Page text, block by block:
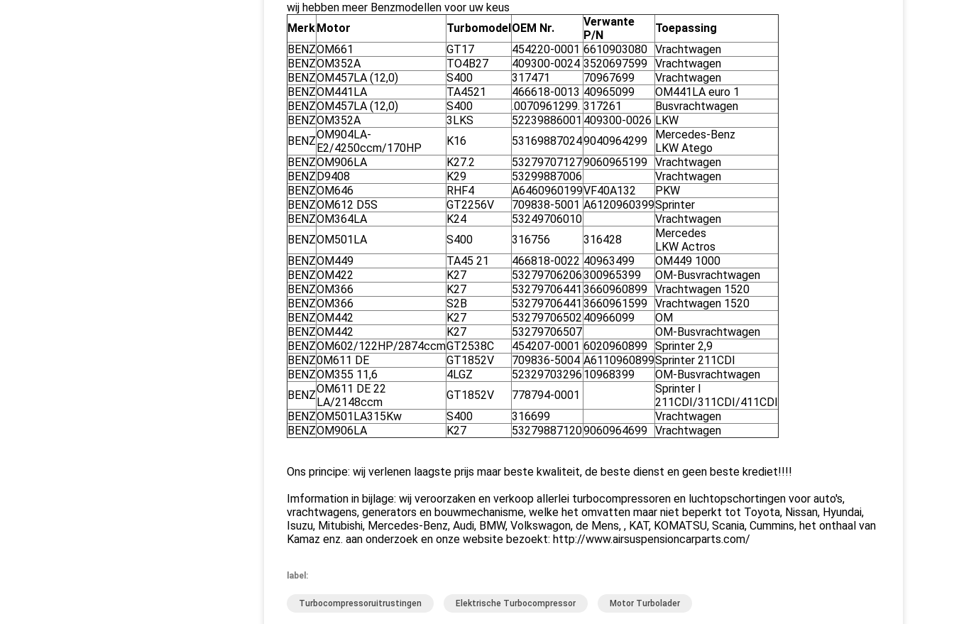
wij hebben meer Benzmodellen voor uw keus
MerkMotor TurbomodelOEM Nr.
Verwante
P/N
Toepassing
BENZOM661 GT17 454220-0001 6610903080 Vrachtwagen
BENZOM352A TO4B27 409300-0024 3520697599 Vrachtwagen
BENZOM457LA (12,0) S400 317471 70967699
Vrachtwagen
BENZOM441LA TA4521 466618-0013 40965099
OM441LA euro 1
BENZOM457LA (12,0) S400 .0070961299. 317261
Busvrachtwagen
BENZOM352A 3LKS 52239886001 409300-0026 LKW
BENZOM904LA-
E2/4250ccm/170HP
K16 531698870249040964299
Mercedes-Benz
LKW Atego
BENZOM906LA K27.2 532797071279060965199 Vrachtwagen
BENZD9408 K29 53299887006
Vrachtwagen
BENZOM646 RHF4 A6460960199VF40A132
PKW
BENZOM612 D5S GT2256V 709838-5001 A6120960399Sprinter
BENZOM364LA K24 53249706010
Vrachtwagen
BENZOM501LA S400 316756 316428
Mercedes
LKW Actros
BENZOM449 TA45 21 466818-0022 40963499
OM449 1000
BENZOM422 K27 53279706206300965399
OM-Busvrachtwagen
BENZOM366 K27 53279706441 3660960899 Vrachtwagen 1520
BENZOM366 S2B 53279706441 3660961599 Vrachtwagen 1520
BENZOM442 K27 53279706502 40966099
OM
BENZOM442 K27 53279706507
OM-Busvrachtwagen
BENZOM602/122HP/2874ccmGT2538C 454207-0001 6020960899 Sprinter 2,9
BENZ0M611 DE GT1852V 709836-5004 A6110960899Sprinter 211CDI
BENZOM355 11,6 4LGZ 52329703296 10968399
OM-Busvrachtwagen
BENZOM611 DE 22
LA/2148ccm
GT1852V 778794-0001
Sprinter I
211CDI/311CDI/411CDI
BENZOM501LA315Kw S400 316699
Vrachtwagen
BENZOM906LA K27 532798871209060964699 Vrachtwagen
Ons principe: wij verlenen laagste prijs maar beste kwaliteit, de beste dienst en geen beste krediet!!!!
Imformation in bijlage: wij veroorzaken en verkoop allerlei turbocompressoren en luchtopschortingen voor auto's,
vrachtwagens, generators en bouwmechanisme, welke het omvatten maar niet beperkt tot Toyota, Nissan, Hyundai,
Isuzu, Mitubishi, Mercedes-Benz, Audi, BMW, Volkswagon, de Mens, , KAT, KOMATSU, Scania, Cummins, het onthaal van
Kamaz enz. aan onderzoek en onze website bezoekt: http://www.airsuspensioncarparts.com/
label:
Turbocompressoruitrustingen Elektrische Turbocompressor Motor Turbolader